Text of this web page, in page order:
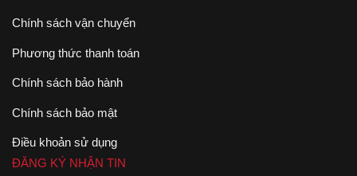
Chính sách vận chuyển
Phương thức thanh toán
Chính sách bảo hành
Chính sách bảo mật
Điều khoản sử dụng
ĐĂNG KÝ NHẬN TIN